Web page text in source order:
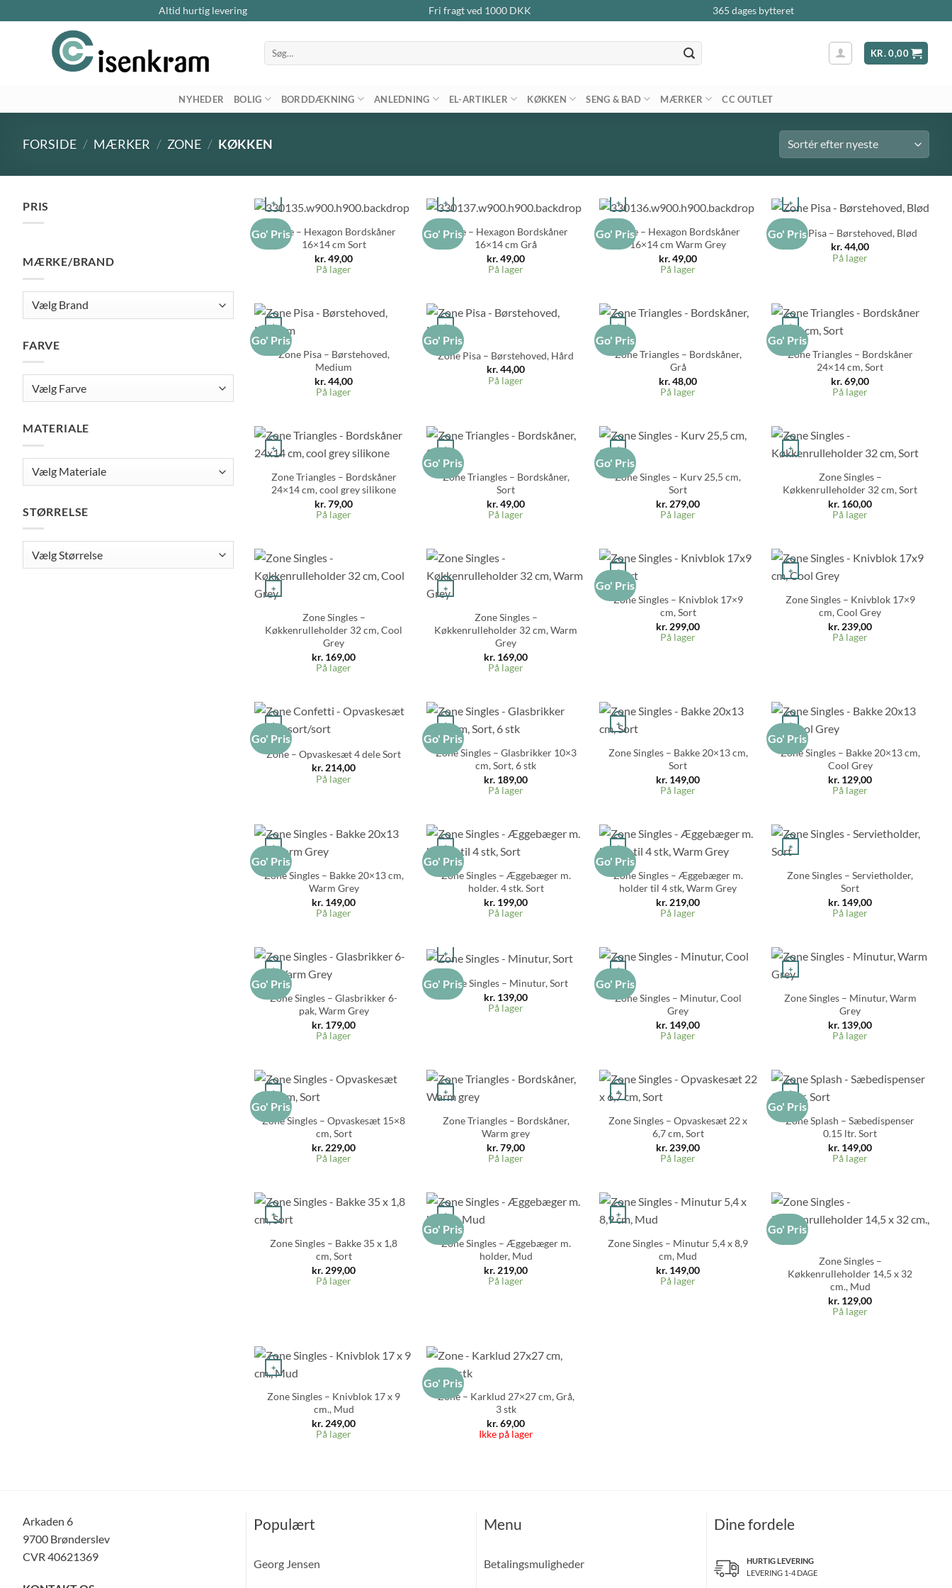
Altid hurtig levering Fri fragt ved 1000DKK 365 dages bytteret
Søg
efter:
KR.0,00
NYHEDER BOLIG BORDDÆKNING ANLEDNING EL-ARTIKLER KØKKEN SENG & BAD MÆRKER CC OUTLET
FORSIDE / MÆRKER / ZONE / KØKKEN
PRIS
MÆRKE/BRAND
FARVE
MATERIALE
STØRRELSE
Go' Pris
+
Zone – Hexagon Bordskåner
16×14 cm Sort
kr.49,00
På lager
Go' Pris
+
Zone – Hexagon Bordskåner
16×14 cm Grå
kr.49,00
På lager
Go' Pris
+
Zone – Hexagon Bordskåner
16×14 cm Warm Grey
kr.49,00
På lager
Go' Pris
+
Zone Pisa – Børstehoved, Blød
kr.44,00
På lager
Go' Pris
+
Zone Pisa – Børstehoved,
Medium
kr.44,00
På lager
Go' Pris
+
Zone Pisa – Børstehoved, Hård
kr.44,00
På lager
Go' Pris
+
Zone Triangles – Bordskåner,
Grå
kr.48,00
På lager
Go' Pris
+
Zone Triangles – Bordskåner
24×14 cm, Sort
kr.69,00
På lager
+
Zone Triangles – Bordskåner
24×14 cm, cool grey silikone
kr.79,00
På lager
Go' Pris
+
Zone Triangles – Bordskåner,
Sort
kr.49,00
På lager
Go' Pris
+
Zone Singles – Kurv 25,5 cm,
Sort
kr. 279,00
På lager
+
Zone Singles –
Køkkenrulleholder 32 cm, Sort
kr. 160,00
På lager
+
Zone Singles –
Køkkenrulleholder 32 cm, Cool
Grey
kr. 169,00
På lager
+
Zone Singles –
Køkkenrulleholder 32 cm, Warm
Grey
kr. 169,00
På lager
Go' Pris
+
Zone Singles – Knivblok 17×9
cm, Sort
kr. 299,00
På lager
+
Zone Singles – Knivblok 17×9
cm, Cool Grey
kr. 239,00
På lager
Go' Pris
+
Zone – Opvaskesæt 4 dele Sort
kr. 214,00
På lager
Go' Pris
+
Zone Singles – Glasbrikker 10×3
cm, Sort, 6 stk
kr. 189,00
På lager
+
Zone Singles – Bakke 20×13 cm,
Sort
kr. 149,00
På lager
Go' Pris
+
Zone Singles – Bakke 20×13 cm,
Cool Grey
kr. 129,00
På lager
Go' Pris
+
Zone Singles – Bakke 20×13 cm,
Warm Grey
kr. 149,00
På lager
Go' Pris
+
Zone Singles – Æggebæger m.
holder. 4 stk. Sort
kr. 199,00
På lager
Go' Pris
+
Zone Singles – Æggebæger m.
holder til 4 stk, Warm Grey
kr. 219,00
På lager
+
Zone Singles – Servietholder,
Sort
kr. 149,00
På lager
Go' Pris
+
Zone Singles – Glasbrikker 6-
pak, Warm Grey
kr. 179,00
På lager
Go' Pris
+
Zone Singles – Minutur, Sort
kr. 139,00
På lager
Go' Pris
+
Zone Singles – Minutur, Cool
Grey
kr. 149,00
På lager
+
Zone Singles – Minutur, Warm
Grey
kr. 139,00
På lager
Go' Pris
+
Zone Singles – Opvaskesæt 15×8
cm, Sort
kr. 229,00
På lager
+
Zone Triangles – Bordskåner,
Warm grey
kr.79,00
På lager
+
Zone Singles – Opvaskesæt 22 x
6,7 cm, Sort
kr. 239,00
På lager
Go' Pris
+
Zone Splash – Sæbedispenser
0.15 ltr. Sort
kr. 149,00
På lager
+
Zone Singles – Bakke 35 x 1,8
cm, Sort
kr. 299,00
På lager
Go' Pris
+
Zone Singles – Æggebæger m.
holder, Mud
kr. 219,00
På lager
+
Zone Singles – Minutur 5,4 x 8,9
cm, Mud
kr. 149,00
På lager
Go' Pris
+
Zone Singles –
Køkkenrulleholder 14,5 x 32
cm., Mud
kr. 129,00
På lager
+
Zone Singles – Knivblok 17 x 9
cm., Mud
kr. 249,00
På lager
Go' Pris
Zone – Karklud 27×27 cm, Grå,
3 stk
kr.69,00
Ikke på lager
Arkaden 6
9700 Brønderslev
CVR 40621369
Populært
Georg Jensen
Menu
Betalingsmuligheder
Dine fordele
HURTIG LEVERING
LEVERING 1-4 DAGE